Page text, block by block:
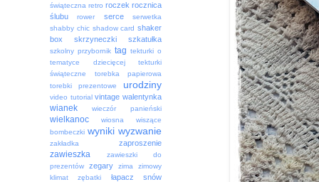
świąteczna retro roczek rocznica
ślubu
rower serce
serwetka
shabby chic shadow card shaker
box
skrzyneczki szkatułka
szkolny przybornik tag tekturki o
tematyce dziecięcej
tekturki
świąteczne
torebka papierowa
torebki prezentowe
urodziny
video tutorial vintage walentynka
wianek wieczór panieński
wielkanoc wiosna
wiszące
bombeczki wyniki wyzwanie
zakładka zaproszenie
zawieszka
zawieszki do
prezentów
zegary zima
zimowy
klimat
zębatki łapacz snów